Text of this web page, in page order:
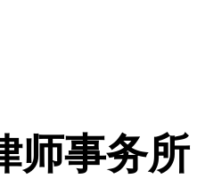
师事务所